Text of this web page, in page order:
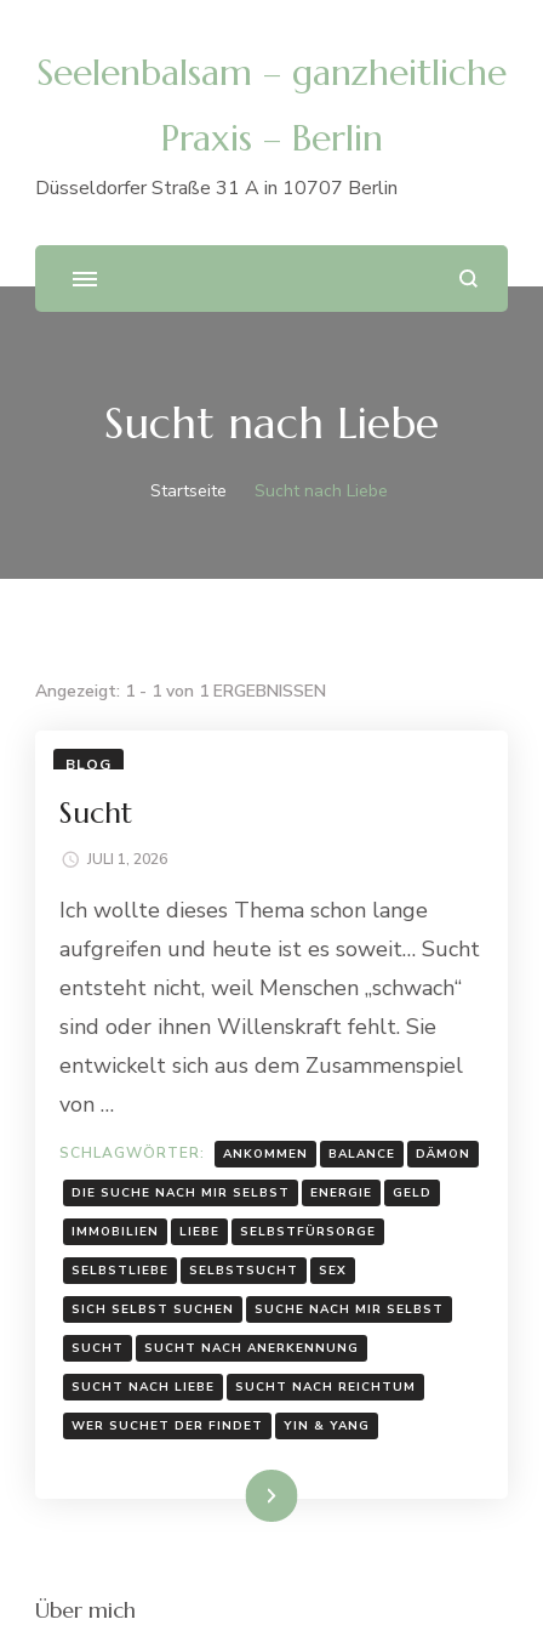
Seelenbalsam – ganzheitliche
Praxis – Berlin
Düsseldorfer Straße 31 A in 10707 Berlin
Sucht nach Liebe
Startseite Sucht nach Liebe
Angezeigt: 1 - 1 von 1 ERGEBNISSEN
BLOG
Sucht
JULI 1, 2026
Ich wollte dieses Thema schon lange
aufgreifen und heute ist es soweit… Sucht
entsteht nicht, weil Menschen „schwach“
sind oder ihnen Willenskraft fehlt. Sie
entwickelt sich aus dem Zusammenspiel
von …
SCHLAGWÖRTER: ANKOMMEN BALANCE DÄMON
DIE SUCHE NACH MIR SELBST ENERGIE GELD
IMMOBILIEN LIEBE SELBSTFÜRSORGE
SELBSTLIEBE SELBSTSUCHT SEX
SICH SELBST SUCHEN SUCHE NACH MIR SELBST
SUCHT SUCHT NACH ANERKENNUNG
SUCHT NACH LIEBE SUCHT NACH REICHTUM
WER SUCHET DER FINDET YIN & YANG
Weiterlesen
Über mich